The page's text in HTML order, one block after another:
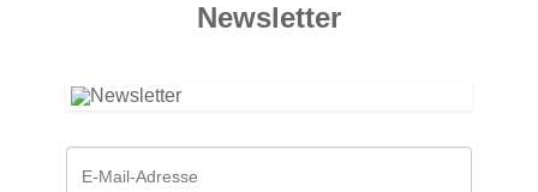
News­letter